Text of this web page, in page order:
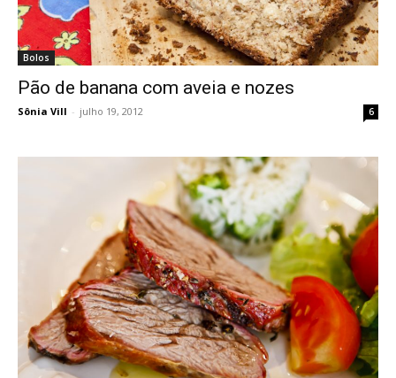
Bolos
Pão de banana com aveia e nozes
Sônia Vill - julho 19, 2012 6